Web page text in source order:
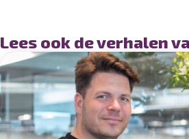
Lees ook de verhalen